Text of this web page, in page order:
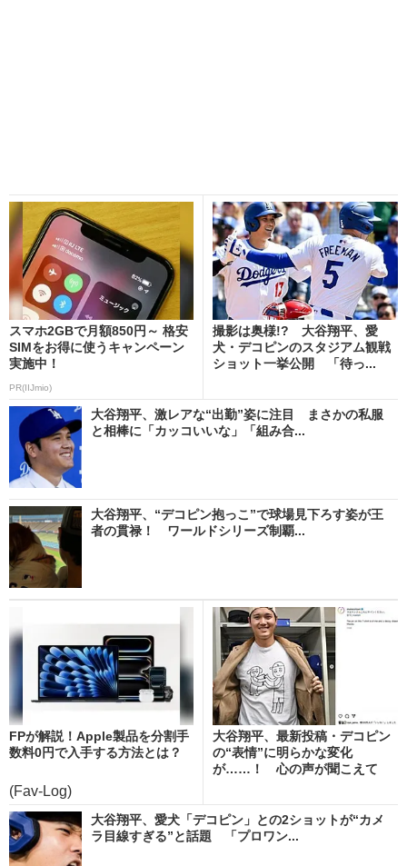
スマホ2GBで月額850円～ 格安
SIMをお得に使うキャンペーン
実施中！
PR(IIJmio)
撮影は奥様!? 大谷翔平、愛
犬・デコピンのスタジアム観戦
ショット一挙公開 「待っ...
大谷翔平、激レアな“出勤”姿に注目 まさかの私服
と相棒に「カッコいいな」「組み合...
大谷翔平、“デコピン抱っこ”で球場見下ろす姿が王
者の貫禄！ ワールドシリーズ制覇...
FPが解説！Apple製品を分割手
数料0円で入手する方法とは？
(Fav-Log)
大谷翔平、最新投稿・デコピン
の“表情”に明らかな変化
が……！ 心の声が聞こえて
大谷翔平、愛犬「デコピン」との2ショットが“カメ
ラ目線すぎる”と話題 「プロワン...